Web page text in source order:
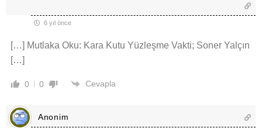
6 yıl önce
[…] Mutlaka Oku: Kara Kutu Yüzleşme Vakti; Soner Yalçın
[…]
0 0 Cevapla
Anonim